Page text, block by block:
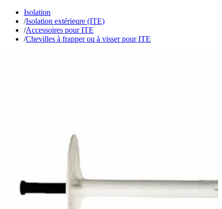
Isolation
/Isolation extérieure (ITE)
/Accessoires pour ITE
/Chevilles à frapper ou à visser pour ITE